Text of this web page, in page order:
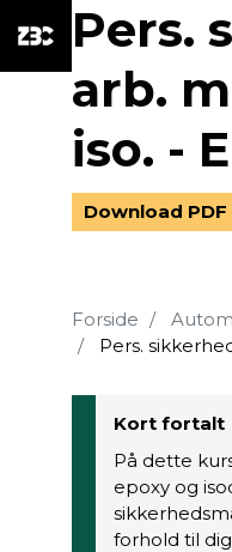
Pers.
arb.
iso. -
Download PDF
Forside
Pers.
Kort fortalt
På dette
epoxy og
forhold til